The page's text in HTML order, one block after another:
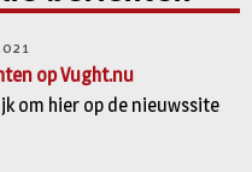
op Vught.nu
om hier op de nieuwssite